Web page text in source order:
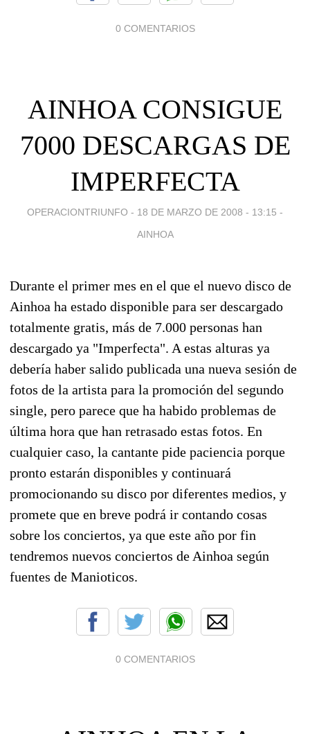
0 COMENTARIOS
AINHOA CONSIGUE
7000 DESCARGAS DE
IMPERFECTA
OPERACIONTRIUNFO - 18 DE MARZO DE 2008 - 13:15 -
AINHOA
Durante el primer mes en el que el nuevo disco de
Ainhoa ha estado disponible para ser descargado
totalmente gratis, más de 7.000 personas han
descargado ya "Imperfecta". A estas alturas ya
debería haber salido publicada una nueva sesión de
fotos de la artista para la promoción del segundo
single, pero parece que ha habido problemas de
última hora que han retrasado estas fotos. En
cualquier caso, la cantante pide paciencia porque
pronto estarán disponibles y continuará
promocionando su disco por diferentes medios, y
promete que en breve podrá ir contando cosas
sobre los conciertos, ya que este año por fin
tendremos nuevos conciertos de Ainhoa según
fuentes de Manioticos.
0 COMENTARIOS